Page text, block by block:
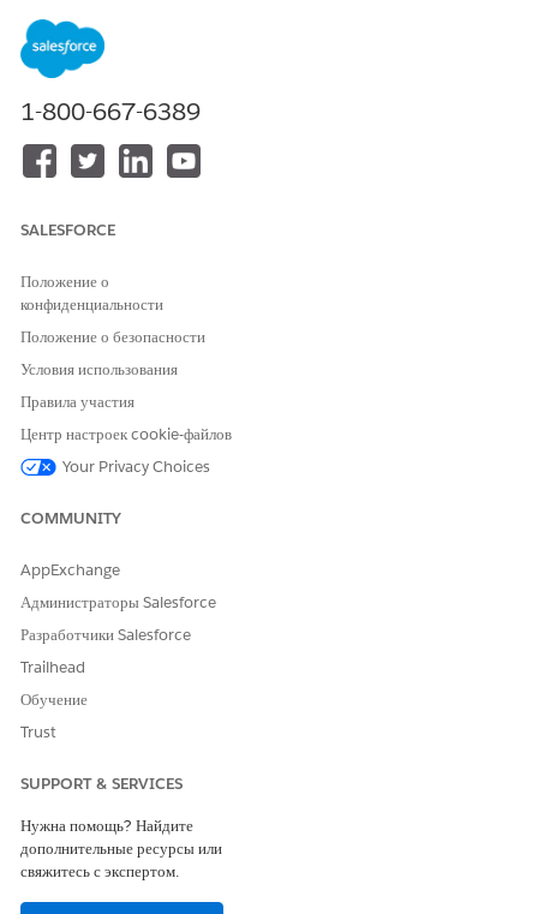
Доступно в версиях:
лицензией Health Cloud или Life Sciences Cloud. Он также
доступен со следующими дополнительными лицензиями:
Agentforce for Life Sciences Cloud или Agentforce for
Health Cloud, Flex Credits Metering, Agentforce Employee
Agent, Einstein GPT Platform, Einstein GPT Copilot, Einstein
GPT Trust, Genie Data Platform Starter и Конструктор
подсказок Einstein GPT.
Автоматизируйте разные задачи в проверке преимуществ
выполнения программ поддержки пациентов в соответствии с
вашими требованиями.
Проверка преимуществ аптек использует разные потоки для
автоматизации задач. Клонируйте и активируйте потоки по
умолчанию. Чтобы отправить оценки пациентам и
потоке оркестратора повторной проверки преимуществ.
ЭТА СТАТЬЯ РЕШИЛА ВАШУ ПРОБЛЕМУ?
1-800-667-6389
SALESFORCE
Положение о
конфиденциальности
Положение о безопасности
Условия использования
Правила участия
Центр настроек cookie-файлов
Your Privacy Choices
COMMUNITY
AppExchange
Администраторы Salesforce
Разработчики Salesforce
Trailhead
Обучение
Trust
SUPPORT & SERVICES
Нужна помощь? Найдите
дополнительные ресурсы или
свяжитесь с экспертом.